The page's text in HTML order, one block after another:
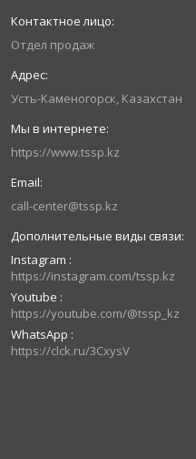
Отдел продаж
Усть-Каменогорск, Казахстан
https://www.tssp.kz
call-center@tssp.kz
Instagram
https://instagram.com/tssp.kz
Youtube
https://youtube.com/@tssp_kz
WhatsApp
https://clck.ru/3CxysV